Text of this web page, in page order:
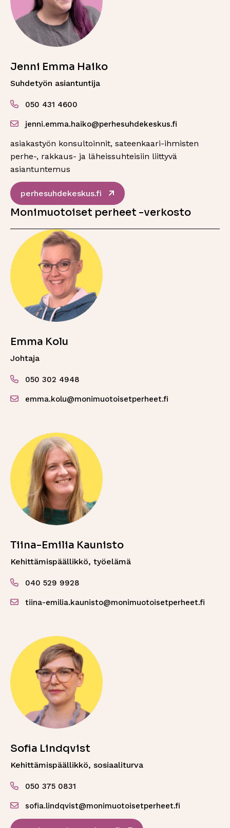
Jenni Emma Haiko
Suhdetyön asiantuntija
050 431 4600
jenni.emma.haiko@perhesuhdekeskus.fi
asiakastyön konsultoinnit, sateenkaari-ihmisten
perhe-, rakkaus- ja läheissuhteisiin liittyvä
asiantuntemus
perhesuhdekeskus.fi Sivu avautuu uudessa
Monimuotoiset perheet -verkosto
Emma Kolu
Johtaja
050 302 4948
emma.kolu@monimuotoisetperheet.fi
Tiina-Emilia Kaunisto
Kehittämispäällikkö, työelämä
040 529 9928
tiina-emilia.kaunisto@monimuotoisetperheet.fi
Sofia Lindqvist
Kehittämispäällikkö, sosiaaliturva
050 375 0831
sofia.lindqvist@monimuotoisetperheet.fi